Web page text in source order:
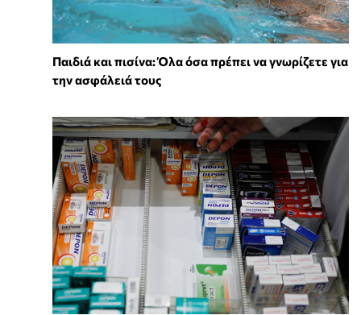
Παιδιά και πισίνα: Όλα όσα πρέπει να γνωρίζετε για
την ασφάλειά τους